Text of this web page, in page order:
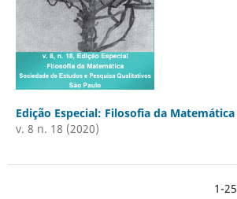
Edição Especial: Filosofia da Matemática
v. 8 n. 18 (2020)
1-